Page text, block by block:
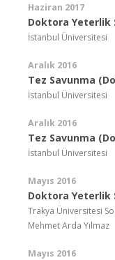
Haziran 2017
Doktora Yeterlik
İstanbul Üniversitesi
Aralık 2016
Tez Savunma
İstanbul Üniversitesi
Aralık 2016
Tez Savunma
İstanbul Üniversitesi
Mayıs 2016
Doktora Yeterlik
Trakya Üniversitesi
Mehmet Arda Yılmaz
Mayıs 2016